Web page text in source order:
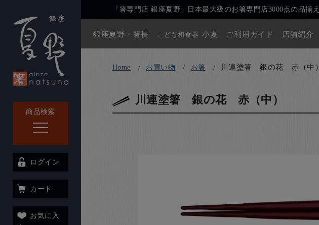
商品検索
「箸専門店 銀座夏野」日本最大級のお箸専門店3000点の品揃え
銀座夏野・箸長 こども和食器 小夏 ご利用ガイド 店舗紹介
ログイン
カート
お気に入
Home お買い物 お箸 川連塗箸 銀の花 赤（中）
川連塗箸 銀の花 赤（中）